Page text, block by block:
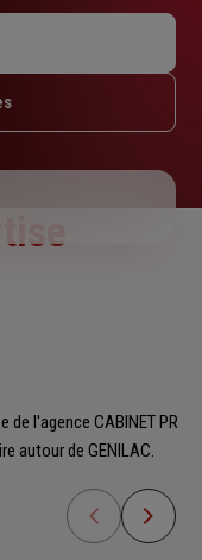
de l'agence CABINET PR
autour de GENILAC.